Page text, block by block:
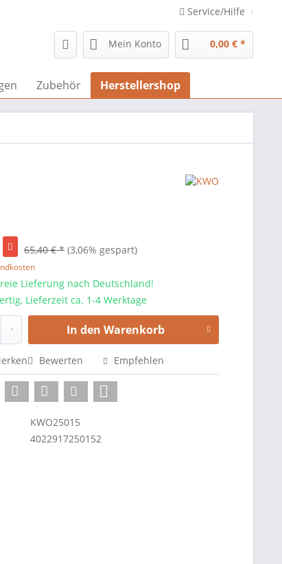
Service/Hilfe
Mein Konto 0,00 € *
Zubehör Herstellershop
65,40 € * (3,06% gespart)
Lieferung nach Deutschland!
Lieferzeit ca. 1-4 Werktage
In den Warenkorb
Bewerten Empfehlen
KWO25015
4022917250152